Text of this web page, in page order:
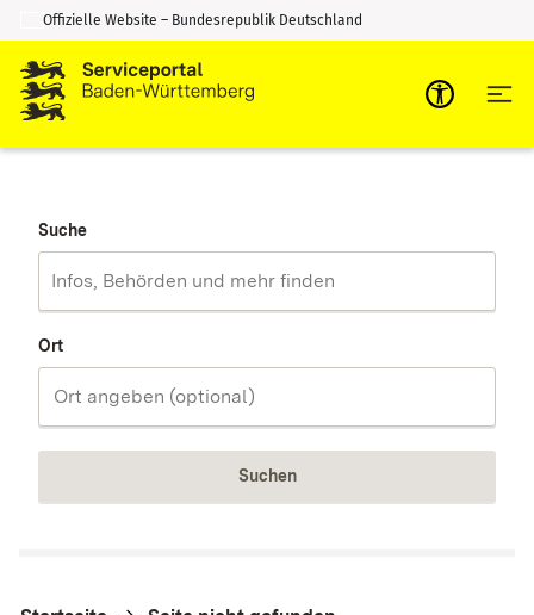
Zum Inhalt springen
Zur Suche springen
Offizielle Website – Bundesrepublik Deutschland
Suche
Ort
Suchen